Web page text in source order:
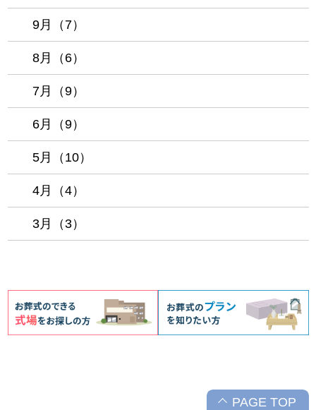
9月（7）
8月（6）
7月（9）
6月（9）
5月（10）
4月（4）
3月（3）
PAGE TOP